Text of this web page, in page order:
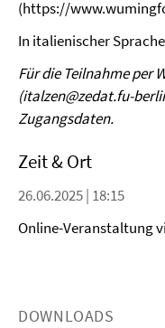
(https://
In italienischer Sprache
Für die Teilnahme per
(italzen@zedat.fu-
Zugangsdaten.
Zeit & Ort
26.06.2025 | 18:15
Online-Veranstaltung
DOWNLOADS